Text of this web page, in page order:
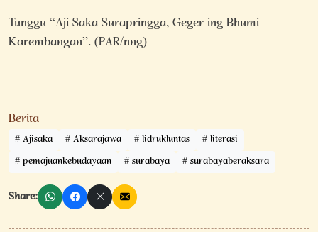
Tunggu “Aji Saka Surapringga, Geger ing Bhumi
Karembangan”. (PAR/nng)
Berita
Ajisaka Aksarajawa lidrukluntas
literasi
pemajuankebudayaan
surabaya surabayaberaksara
Share: